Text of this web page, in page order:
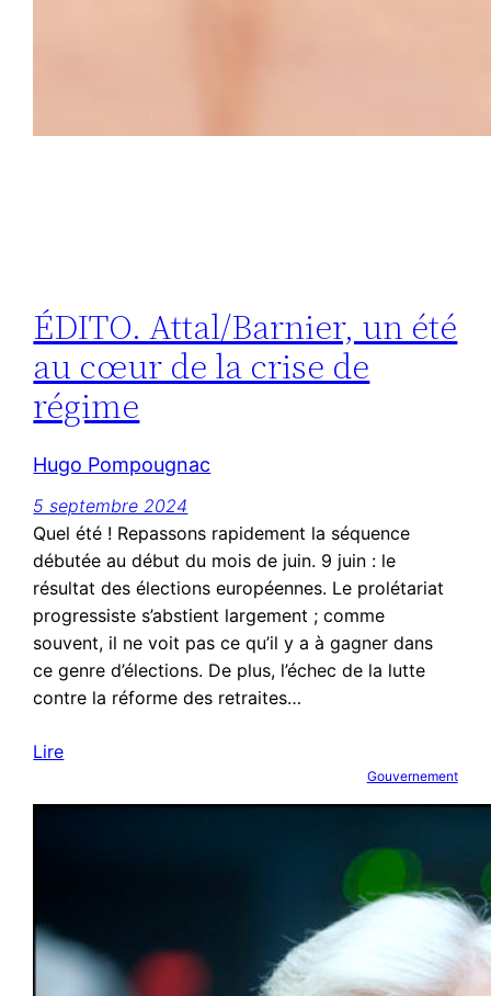
ÉDITO. Attal/Barnier, un été
au cœur de la crise de
régime
Hugo Pompougnac
5 septembre 2024
Quel été ! Repassons rapidement la séquence
débutée au début du mois de juin. 9 juin : le
résultat des élections européennes. Le prolétariat
progressiste s’abstient largement ; comme
souvent, il ne voit pas ce qu’il y a à gagner dans
ce genre d’élections. De plus, l’échec de la lutte
contre la réforme des retraites…
Lire
Gouvernement